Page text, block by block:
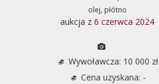
olej, płótno
aukcja z 6 czerwca 2024
Wywoławcza: 10 000 zł
Cena uzyskana: -